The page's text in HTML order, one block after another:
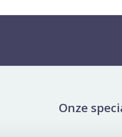
Onze